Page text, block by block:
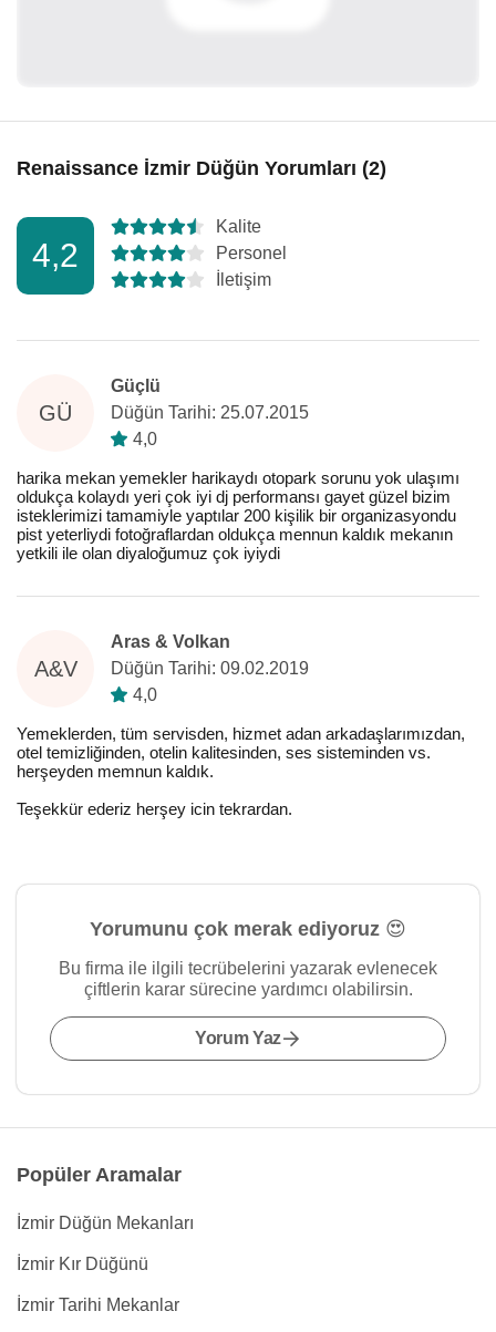
Renaissance İzmir Düğün Yorumları (2)
4,2
Kalite
Personel
İletişim
GÜ
Güçlü
Düğün Tarihi: 25.07.2015
4,0
harika mekan yemekler harikaydı otopark sorunu yok ulaşımı
oldukça kolaydı yeri çok iyi dj performansı gayet güzel bizim
isteklerimizi tamamiyle yaptılar 200 kişilik bir organizasyondu
pist yeterliydi fotoğraflardan oldukça mennun kaldık mekanın
yetkili ile olan diyaloğumuz çok iyiydi
A&V
Aras & Volkan
Düğün Tarihi: 09.02.2019
4,0
Yemeklerden, tüm servisden, hizmet adan arkadaşlarımızdan,
otel temizliğinden, otelin kalitesinden, ses sisteminden vs.
herşeyden memnun kaldık.
Teşekkür ederiz herşey icin tekrardan.
Yorumunu çok merak ediyoruz 😍
Bu firma ile ilgili tecrübelerini yazarak evlenecek
çiftlerin karar sürecine yardımcı olabilirsin.
Yorum Yaz
Popüler Aramalar
İzmir Düğün Mekanları
İzmir Kır Düğünü
İzmir Tarihi Mekanlar